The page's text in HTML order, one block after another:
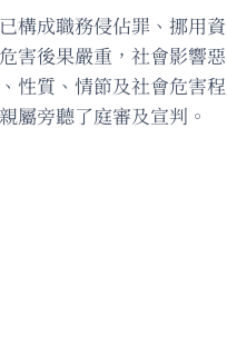
構成職務侵佔罪、挪用
害後果嚴重，社會影響
性質、情節及社會危害
屬旁聽了庭審及宣判。